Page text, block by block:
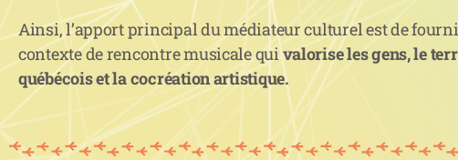
Ainsi, l’apport principal du médiateur culturel est de
contexte de rencontre musicale quivalorise les gens, le
québécois et la cocréation artistique.